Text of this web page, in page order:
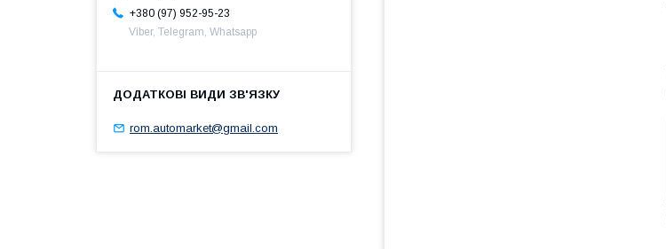
+380 (97) 952-95-23
Viber, Telegram, Whatsapp
rom.automarket@gmail.com